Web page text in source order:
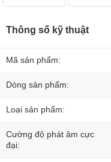
Thông số kỹ thuật
Mã sản phẩm:
Dòng sản phẩm:
Loại sản phẩm:
Cường độ phát âm cực
đại: